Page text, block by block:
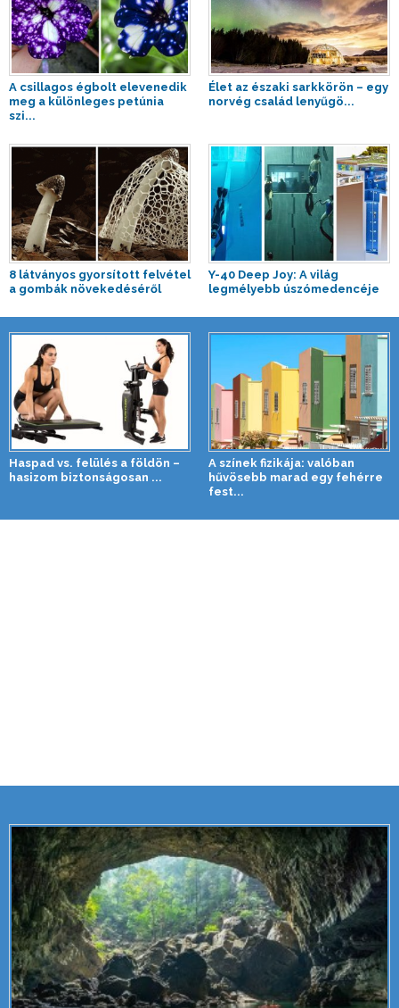
A csillagos égbolt elevenedik
meg a különleges petúnia
szi...
Élet az északi sarkkörön – egy
norvég család lenyűgö...
8 látványos gyorsított felvétel
a gombák növekedéséről
Y-40 Deep Joy: A világ
legmélyebb úszómedencéje
Haspad vs. felülés a földön –
hasizom biztonságosan ...
A színek fizikája: valóban
hűvösebb marad egy fehérre
fest...